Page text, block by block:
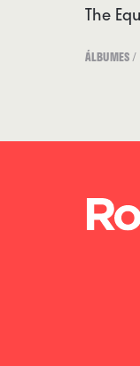
The
ÁLBUMES/